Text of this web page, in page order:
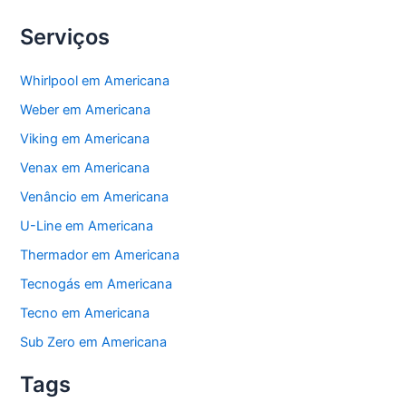
Serviços
Whirlpool em Americana
Weber em Americana
Viking em Americana
Venax em Americana
Venâncio em Americana
U-Line em Americana
Thermador em Americana
Tecnogás em Americana
Tecno em Americana
Sub Zero em Americana
Tags